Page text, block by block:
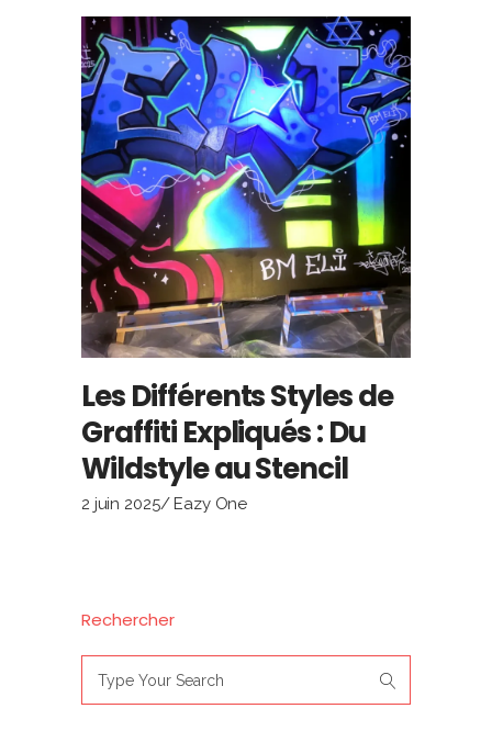
Les Différents Styles de
Graffiti Expliqués : Du
Wildstyle au Stencil
2 juin 2025 Eazy One
Rechercher
for: